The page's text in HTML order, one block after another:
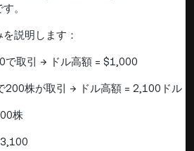
。
説明します：
で取引 → ドル高額 = $1,000
200株が取引 → ドル高額 = 2,100ドル
株